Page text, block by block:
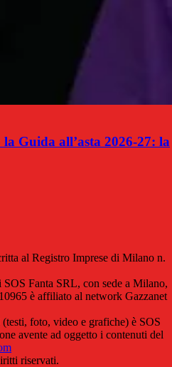
Guida all’asta 2026-27: la
al Registro Imprese di Milano n.
Fanta SRL, con sede a Milano,
è affiliato al network Gazzanet
foto, video e grafiche) è SOS
avente ad oggetto i contenuti del
riservati.